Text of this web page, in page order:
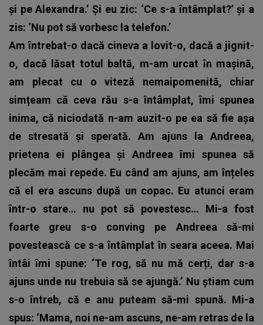
și pe Alexandra.’ Și eu zic: ‘Ce s-a întâmplat?’ și a
zis: ‘Nu pot să vorbesc la telefon.’
Am întrebat-o dacă cineva a lovit-o, dacă a jignit-
o, dacă lăsat totul baltă, m-am urcat în mașină,
am plecat cu o viteză nemaipomenită, chiar
simțeam că ceva rău s-a întâmplat, îmi spunea
inima, că niciodată n-am auzit-o pe ea să fie așa
de stresată și sperată. Am ajuns la Andreea,
prietena ei plângea și Andreea îmi spunea să
plecăm mai repede. Eu când am ajuns, am înțeles
că el era ascuns după un copac. Eu atunci eram
într-o stare… nu pot să povestesc… Mi-a fost
foarte greu s-o conving pe Andreea să-mi
povestească ce s-a întâmplat în seara aceea. Mai
întâi îmi spune: ‘Te rog, să nu mă cerți, dar s-a
ajuns unde nu trebuia să se ajungă.’ Nu știam cum
s-o întreb, că e anu puteam să-mi spună. Mi-a
spus: ‘Mama, noi ne-am ascuns, ne-am retras de la